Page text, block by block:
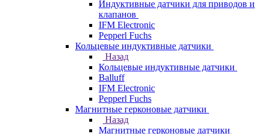
Индуктивные датчики для приводов и
клапанов
IFM Electronic
Pepperl Fuchs
Кольцевые индуктивные датчики
Назад
Кольцевые индуктивные датчики
Balluff
IFM Electronic
Pepperl Fuchs
Магнитные герконовые датчики
Назад
Магнитные герконовые датчики